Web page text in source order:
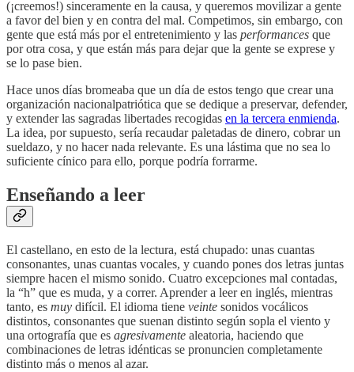
(¡creemos!) sinceramente en la causa, y queremos movilizar a gente
a favor del bien y en contra del mal. Competimos, sin embargo, con
gente que está más por el entretenimiento y las performances que
por otra cosa, y que están más para dejar que la gente se exprese y
se lo pase bien.
Hace unos días bromeaba que un día de estos tengo que crear una
organización nacionalpatriótica que se dedique a preservar, defender,
y extender las sagradas libertades recogidas en la tercera enmienda.
La idea, por supuesto, sería recaudar paletadas de dinero, cobrar un
sueldazo, y no hacer nada relevante. Es una lástima que no sea lo
suficiente cínico para ello, porque podría forrarme.
Enseñando a leer
El castellano, en esto de la lectura, está chupado: unas cuantas
consonantes, unas cuantas vocales, y cuando pones dos letras juntas
siempre hacen el mismo sonido. Cuatro excepciones mal contadas,
la “h” que es muda, y a correr. Aprender a leer en inglés, mientras
tanto, es muy difícil. El idioma tiene veinte sonidos vocálicos
distintos, consonantes que suenan distinto según sopla el viento y
una ortografía que es agresivamente aleatoria, haciendo que
combinaciones de letras idénticas se pronuncien completamente
distinto más o menos al azar.